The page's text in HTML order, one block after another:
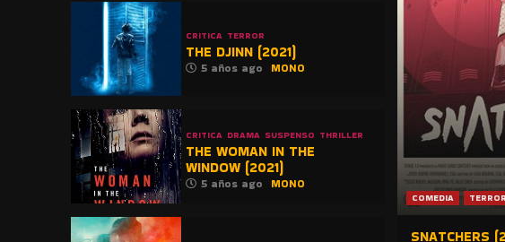
COMEDIA TERROR
SNATCHERS
CRITICA TERROR
THE DJINN (2021)
5 años ago MONO
CRITICA DRAMA SUSPENSO THRILLER
THE WOMAN IN THE
WINDOW (2021)
5 años ago MONO